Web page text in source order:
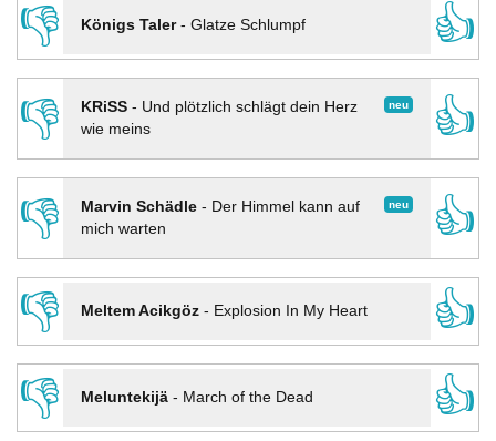
👎
Königs Taler- Glatze Schlumpf
👍
👎
neu
KRiSS- Und plötzlich schlägt dein Herz
wie meins
👍
👎 neu
Marvin Schädle- Der Himmel kann auf
mich warten
👍
👎
Meltem Acikgöz- Explosion In My Heart
👍
👎
Meluntekijä- March of the Dead
👍